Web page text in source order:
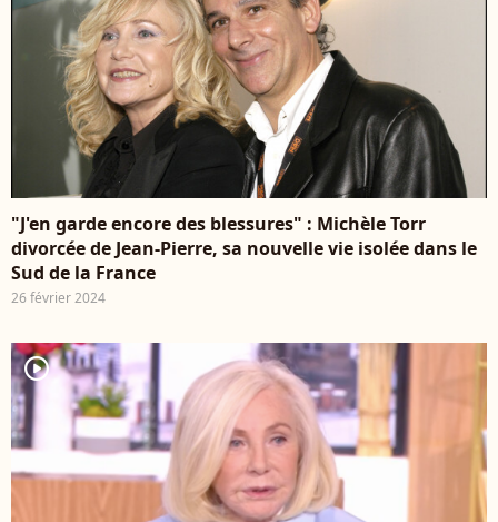
"J'en garde encore des blessures" : Michèle Torr
divorcée de Jean-Pierre, sa nouvelle vie isolée dans le
Sud de la France
26 février 2024
player2